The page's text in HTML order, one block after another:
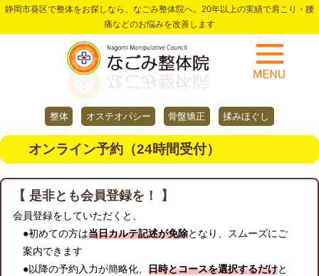
静岡市葵区で整体をお探しなら、なごみ整体院へ。20年以上の実績で肩こり・腰
痛などのお悩みを改善します
整体 オステオパシー 骨盤矯正 揉みほぐし
オンライン予約（24時間受付）
【 是非とも会員登録を！ 】
会員登録をしていただくと、
●初めての方は当日カルテ記述が免除となり、スムーズにご
案内できます
●以降の予約入力が簡略化、 日時とコースを選択するだけと